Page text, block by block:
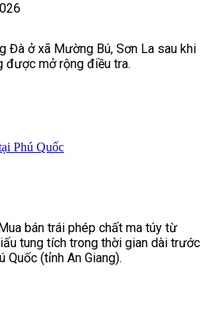
Đà ở xã Mường Bú, Sơn La sau khi
được mở rộng điều tra.
Phú Quốc
bán trái phép chất ma túy từ
tung tích trong thời gian dài trước
(tỉnh An Giang).